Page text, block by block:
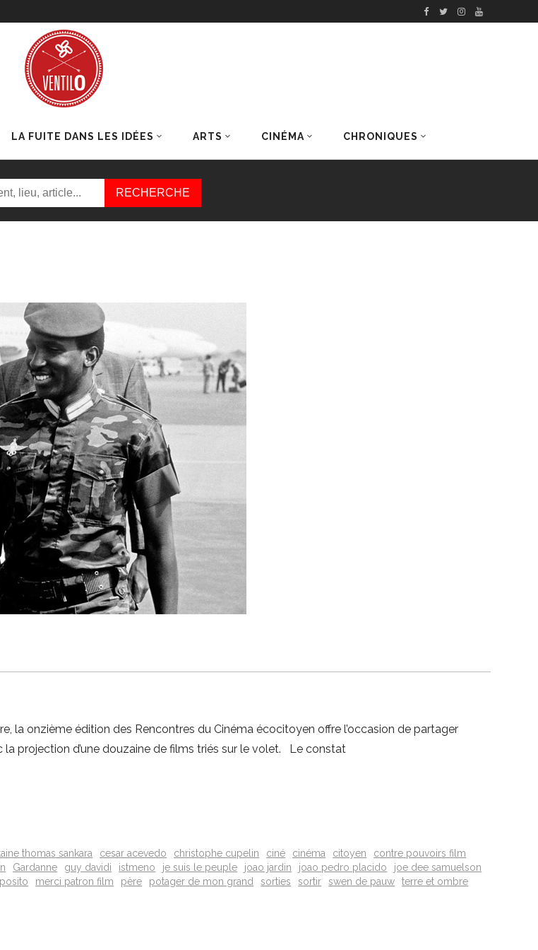
LA FUITE DANS LES IDÉES ARTS CINÉMA CHRONIQUES
DERNIERS ARTICLES
la onzième édition des Rencontres du Cinéma écocitoyen offre l’occasion de partager
projection d’une douzaine de films triés sur le volet. Le constat
thomas sankara cesar acevedo christophe cupelin ciné cinéma citoyen
contre pouvoirs film
Gardanne guy davidi istmeno je suis le peuple joao jardin joao pedro placido
joe dee samuelson
merci patron film père potager de mon grand sorties sortir swen de pauw
terre et ombre